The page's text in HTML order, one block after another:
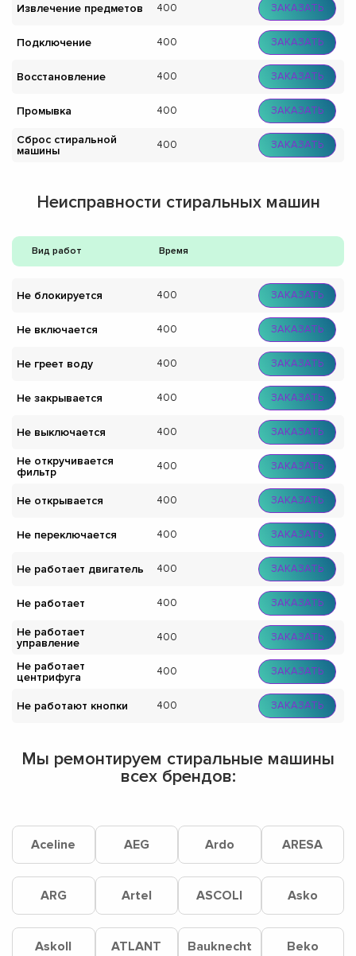
Извлечение предметов 400 ЗАКАЗАТЬ
Подключение 400 ЗАКАЗАТЬ
Восстановление 400 ЗАКАЗАТЬ
Промывка 400 ЗАКАЗАТЬ
Сброс стиральной
машины
400 ЗАКАЗАТЬ
Неисправности стиральных машин
Вид работ Время
Не блокируется 400 ЗАКАЗАТЬ
Не включается 400 ЗАКАЗАТЬ
Не греет воду 400 ЗАКАЗАТЬ
Не закрывается 400 ЗАКАЗАТЬ
Не выключается 400 ЗАКАЗАТЬ
Не откручивается
фильтр
400 ЗАКАЗАТЬ
Не открывается 400 ЗАКАЗАТЬ
Не переключается 400 ЗАКАЗАТЬ
Не работает двигатель 400 ЗАКАЗАТЬ
Не работает 400 ЗАКАЗАТЬ
Не работает
управление
400 ЗАКАЗАТЬ
Не работает
центрифуга
400 ЗАКАЗАТЬ
Не работают кнопки 400 ЗАКАЗАТЬ
Мы ремонтируем стиральные машины
всех брендов:
Aceline AEG Ardo ARESA
ARG Artel ASCOLI Asko
Askoll ATLANT Bauknecht Beko